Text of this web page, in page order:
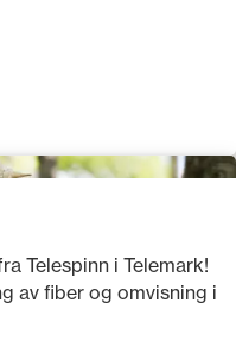
Telespinn i Telemark!
av fiber og omvisning i